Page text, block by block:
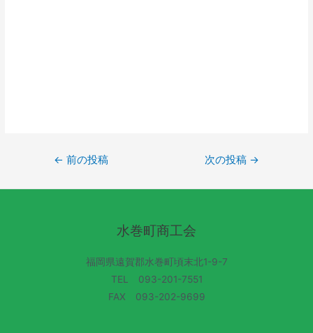
← 前の投稿 次の投稿 →
水巻町商工会
福岡県遠賀郡水巻町頃末北1-9-7
TEL 093-201-7551
FAX 093-202-9699